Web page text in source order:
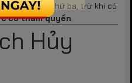
lộ cho bên thứ ba, trừ khi có
có thẩm quyền.
Hủy